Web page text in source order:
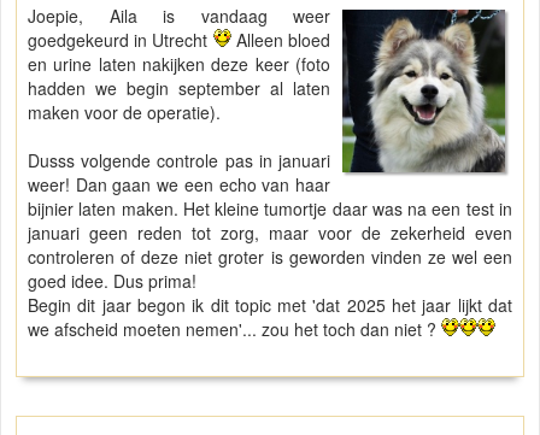
Joepie, Aila is vandaag weer
goedgekeurd in Utrecht
Alleen bloed
en urine laten nakijken deze keer (foto
hadden we begin september al laten
maken voor de operatie).
Dusss volgende controle pas in januari
weer! Dan gaan we een echo van haar
bijnier laten maken. Het kleine tumortje daar was na een test in
januari geen reden tot zorg, maar voor de zekerheid even
controleren of deze niet groter is geworden vinden ze wel een
goed idee. Dus prima!
Begin dit jaar begon ik dit topic met 'dat 2025 het jaar lijkt dat
we afscheid moeten nemen'... zou het toch dan niet ?